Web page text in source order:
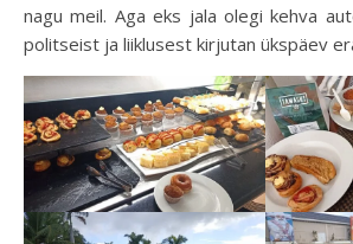
nagu meil. Aga eks jala olegi kehva
politseist ja liiklusest kirjutan ükspäev